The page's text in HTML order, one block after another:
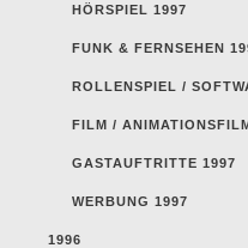
HÖRSPIEL 1997
FUNK & FERNSEHEN
ROLLENSPIEL /
FILM /
GASTAUFTRITTE 1997
WERBUNG 1997
1996